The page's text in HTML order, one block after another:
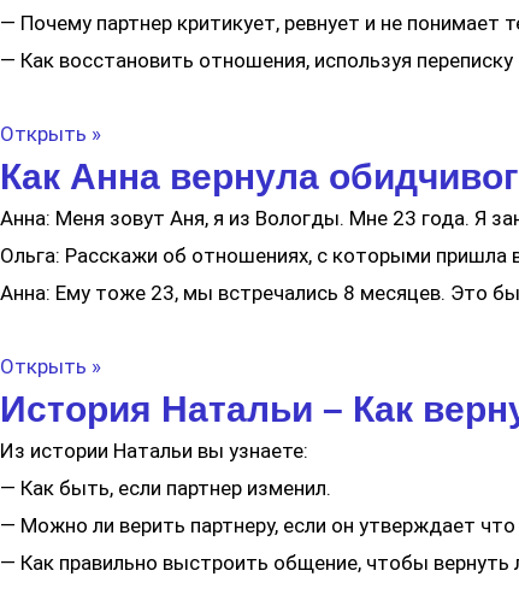
— Почему партнер критикует, ревнует и не понимает
— Как восстановить отношения, используя переписку
Открыть »
Как Анна вернула
Анна: Меня зовут Аня, я из Вологды. Мне 23 года. Я
Ольга: Расскажи об отношениях, с которыми пришла
Анна: Ему тоже 23, мы встречались 8 месяцев. Это
Открыть »
История Натальи – Как
Из истории Натальи вы узнаете:
— Как быть, если партнер изменил.
— Можно ли верить партнеру, если он утверждает что
— Как правильно выстроить общение, чтобы